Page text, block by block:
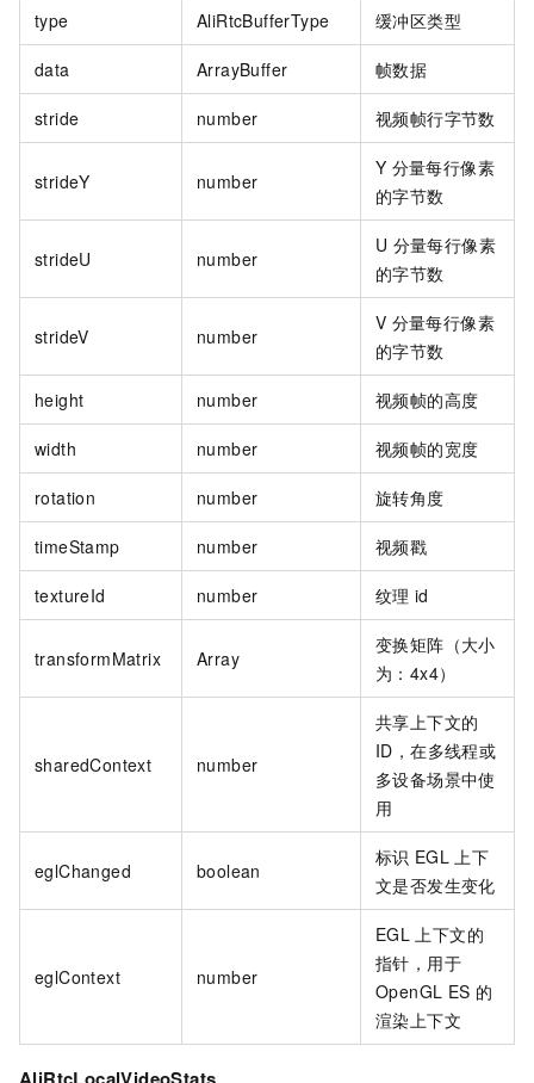
type AliRtcBufferType 缓冲区类型
data ArrayBuffer 帧数据
stride number 视频帧行字节数
strideY number
Y 分量每行像素
的字节数
strideU number
U 分量每行像素
的字节数
strideV number
V 分量每行像素
的字节数
height number 视频帧的高度
width number 视频帧的宽度
rotation number 旋转角度
timeStamp number 视频戳
textureId number 纹理 id
transformMatrix Array
变换矩阵（大小
为：4x4）
sharedContext number
共享上下文的
ID，在多线程或
多设备场景中使
用
eglChanged boolean
标识 EGL 上下
文是否发生变化
eglContext number
EGL 上下文的
指针，用于
OpenGL ES 的
渲染上下文